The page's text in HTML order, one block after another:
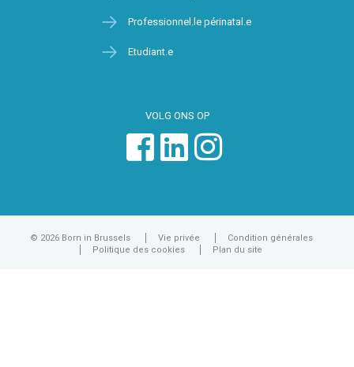
Professionnel.le périnatal.e
Etudiant.e
VOLG ONS OP
© 2026 Born in Brussels Vie privée
Condition générales
Politique des cookies
Plan du site